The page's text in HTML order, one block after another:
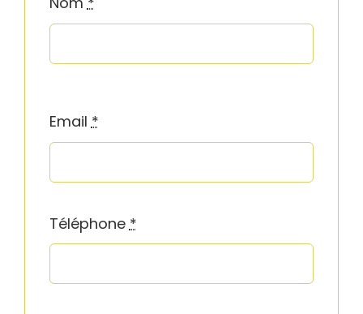
Email *
Téléphone *